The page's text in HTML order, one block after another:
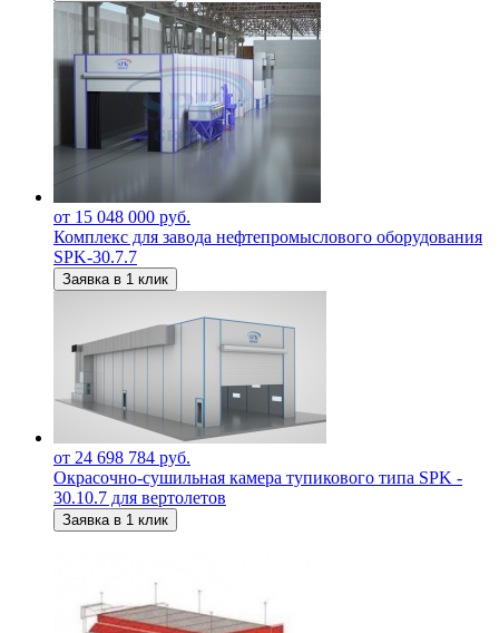
от 15 048 000 руб.
Комплекс для завода нефтепромыслового оборудования
SPK-30.7.7
Заявка в 1 клик
от 24 698 784 руб.
Окрасочно-сушильная камера тупикового типа SPK -
30.10.7 для вертолетов
Заявка в 1 клик